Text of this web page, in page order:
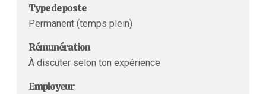
Type de poste
Permanent (temps plein)
Rémunération
À discuter selon ton expérience
Employeur